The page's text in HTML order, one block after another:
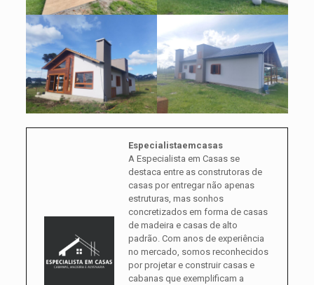
Especialistaemcasas
A Especialista em Casas se
destaca entre as construtoras de
casas por entregar não apenas
estruturas, mas sonhos
concretizados em forma de casas
de madeira e casas de alto
padrão. Com anos de experiência
no mercado, somos reconhecidos
por projetar e construir casas e
cabanas que exemplificam a